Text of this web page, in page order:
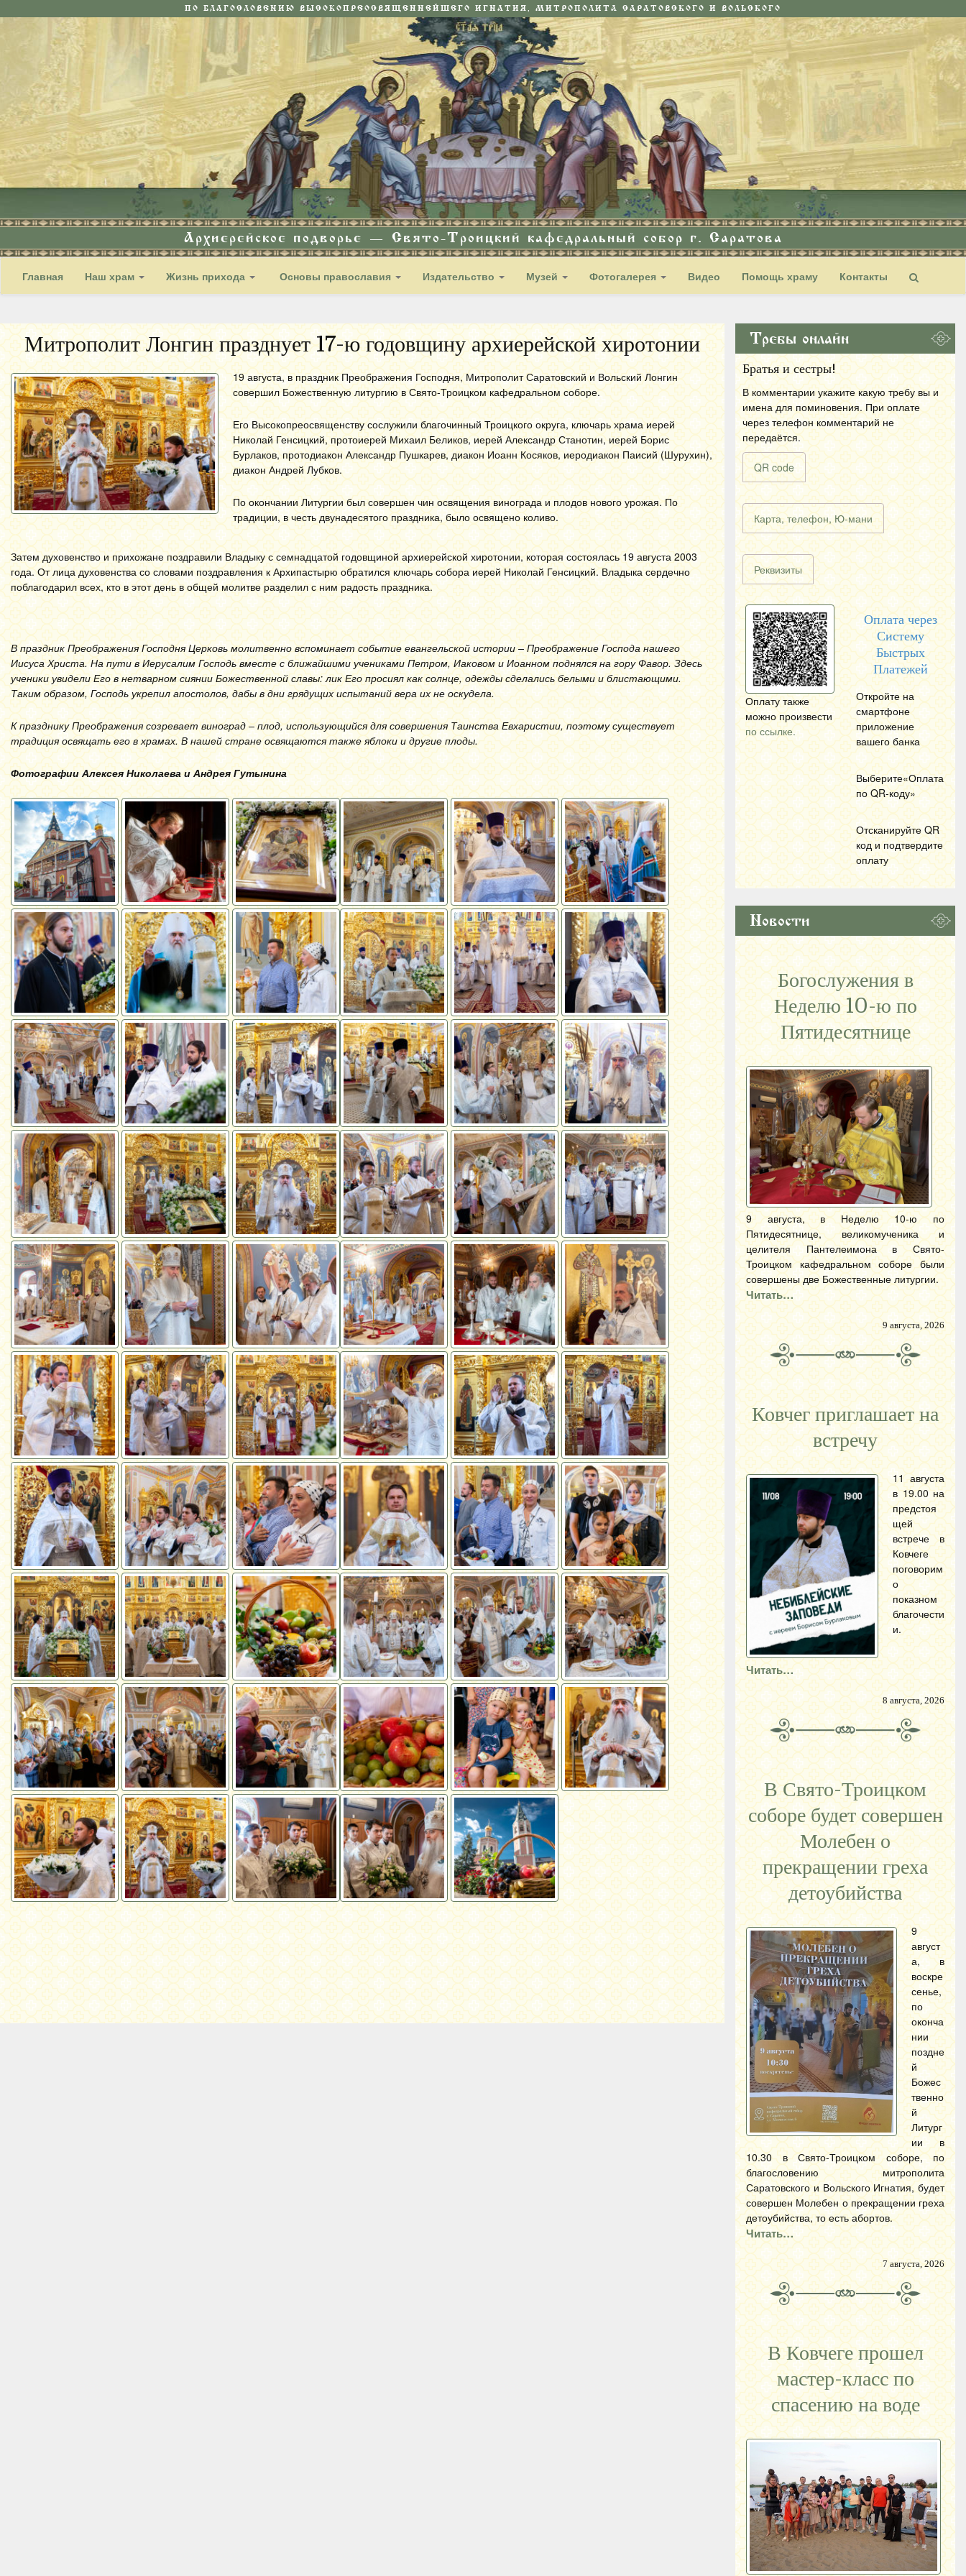
ПО БЛАГОСЛОВЕНИЮ ВЫСОКОПРЕОСВЯЩЕННЕЙШЕГО ИГНАТИЯ, МИТРОПОЛИТА САРАТОВСКОГО И ВОЛЬСКОГО
Архиерейское подворье — Свято-Троицкий кафедральный собор г. Саратова
Главная Наш храм Жизнь прихода Основы православия Издательство Музей Фотогалерея Видео Помощь храму Контакты
Митрополит Лонгин празднует 17-ю годовщину архиерейской хиротонии
19 августа, в праздник Преображения Господня, Митрополит Саратовский и Вольский Лонгин
совершил Божественную литургию в Свято-Троицком кафедральном соборе.
Его Высокопреосвященству сослужили благочинный Троицкого округа, ключарь храма иерей
Николай Генсицкий, протоиерей Михаил Беликов, иерей Александр Станотин, иерей Борис
Бурлаков, протодиакон Александр Пушкарев, диакон Иоанн Косяков, иеродиакон Паисий (Шурухин),
диакон Андрей Лубков.
По окончании Литургии был совершен чин освящения винограда и плодов нового урожая. По
традиции, в честь двунадесятого праздника, было освящено коливо.
Затем духовенство и прихожане поздравили Владыку с семнадцатой годовщиной архиерейской хиротонии, которая состоялась 19 августа 2003
года. От лица духовенства со словами поздравления к Архипастырю обратился ключарь собора иерей Николай Генсицкий. Владыка сердечно
поблагодарил всех, кто в этот день в общей молитве разделил с ним радость праздника.
В праздник Преображения Господня Церковь молитвенно вспоминает событие евангельской истории – Преображение Господа нашего
Иисуса Христа. На пути в Иерусалим Господь вместе с ближайшими учениками Петром, Иаковом и Иоанном поднялся на гору Фавор. Здесь
ученики увидели Его в нетварном сиянии Божественной славы: лик Его просиял как солнце, одежды сделались белыми и блистающими.
Таким образом, Господь укрепил апостолов, дабы в дни грядущих испытаний вера их не оскудела.
К празднику Преображения созревает виноград – плод, использующийся для совершения Таинства Евхаристии, поэтому существует
традиция освящать его в храмах. В нашей стране освящаются также яблоки и другие плоды.
Фотографии Алексея Николаева и Андрея Гутынина
Требы онлайн
Братья и сестры!
В комментарии укажите какую требу вы и
имена для поминовения. При оплате
через телефон комментарий не
передаётся.
QR code
Карта, телефон, Ю-мани
Реквизиты
Оплату также
можно произвести
по ссылке.
Оплата через
Систему
Быстрых
Платежей
Откройте на
смартфоне
приложение
вашего банка
Выберите«Оплата
по QR-коду»
Отсканируйте QR
код и подтвердите
оплату
Новости
Богослужения в
Неделю 10-ю по
Пятидесятнице
9 августа, в Неделю 10-ю по
Пятидесятнице, великомученика и
целителя Пантелеимона в Свято-
Троицком кафедральном соборе были
совершены две Божественные литургии.
Читать…
9 августа, 2026
Ковчег приглашает на
встречу
11 августа
в 19.00 на
предстоя
щей
встрече в
Ковчеге
поговорим
о
показном
благочести
и.
Читать…
8 августа, 2026
В Свято-Троицком
соборе будет совершен
Молебен о
прекращении греха
детоубийства
9
август
а, в
воскре
сенье,
по
оконча
нии
поздне
й
Божес
твенно
й
Литург
ии в
10.30 в Свято-Троицком соборе, по
благословению митрополита
Саратовского и Вольского Игнатия, будет
совершен Молебен о прекращении греха
детоубийства, то есть абортов.
Читать…
7 августа, 2026
В Ковчеге прошел
мастер-класс по
спасению на воде